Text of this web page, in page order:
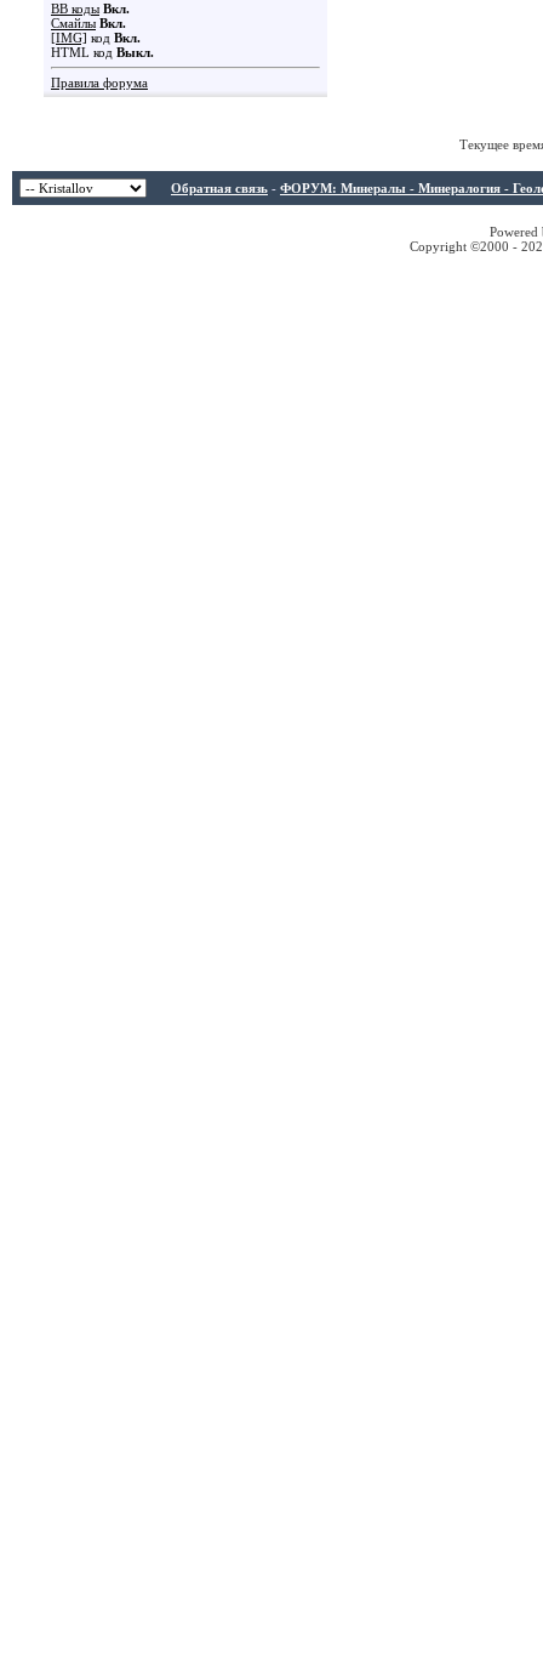
BB коды Вкл.
Смайлы Вкл.
[IMG] код Вкл.
HTML код Выкл.
Правила форума
Текущее
Обратная связь - ФОРУМ: Минералы - Минералогия -
Copyright ©2000 -